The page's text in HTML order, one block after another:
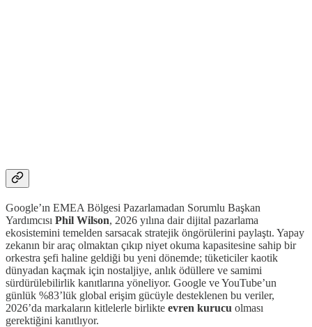
Google’ın EMEA Bölgesi Pazarlamadan Sorumlu Başkan
Yardımcısı Phil Wilson, 2026 yılına dair dijital pazarlama
ekosistemini temelden sarsacak stratejik öngörülerini paylaştı. Yapay
zekanın bir araç olmaktan çıkıp niyet okuma kapasitesine sahip bir
orkestra şefi haline geldiği bu yeni dönemde; tüketiciler kaotik
dünyadan kaçmak için nostaljiye, anlık ödüllere ve samimi
sürdürülebilirlik kanıtlarına yöneliyor. Google ve YouTube’un
günlük %83’lük global erişim gücüyle desteklenen bu veriler,
2026’da markaların kitlelerle birlikte evren kurucu olması
gerektiğini kanıtlıyor.